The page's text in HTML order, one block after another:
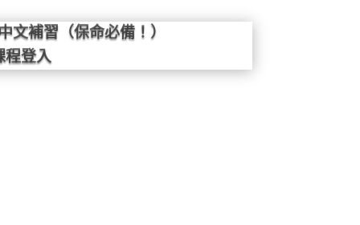
文補習（保命必備！）
程登入